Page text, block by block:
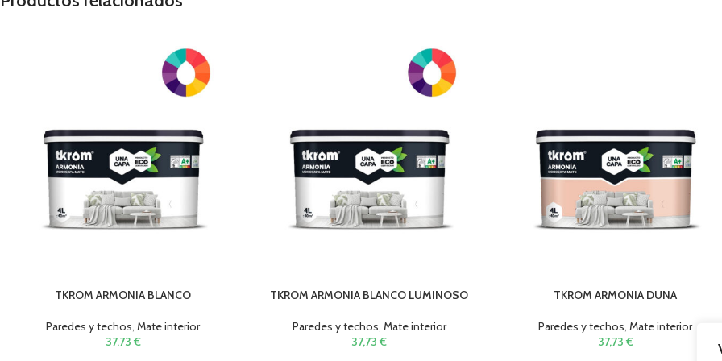
TKROM ARMONIA BLANCO
Paredes y techos,Mate interior
37,73 €
TKROM ARMONIA BLANCO LUMINOSO
Paredes y techos, Mate interior
37,73€
TKROM ARMONIA DUNA
Paredes y techos,Mate interior
37,73 €